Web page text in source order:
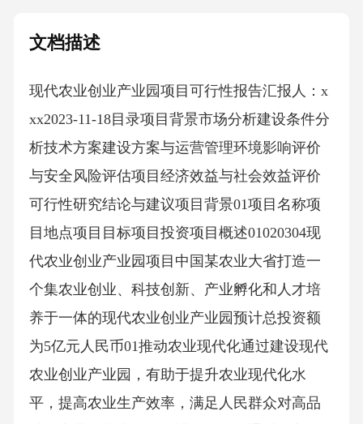
文档描述
现代农业创业产业园项目可行性报告汇报人：x
xx2023-11-18目录项目背景市场分析建设条件分
析技术方案建设方案与运营管理环境影响评价
与安全风险评估项目经济效益与社会效益评价
可行性研究结论与建议项目背景01项目名称项
目地点项目目标项目投资项目概述01020304现
代农业创业产业园项目中国某农业大省打造一
个集农业创业、科技创新、产业孵化和人才培
养于一体的现代农业创业产业园预计总投资额
为5亿元人民币01推动农业现代化通过建设现代
农业创业产业园，有助于提升农业现代化水
平，提高农业生产效率，满足人民群众对高品